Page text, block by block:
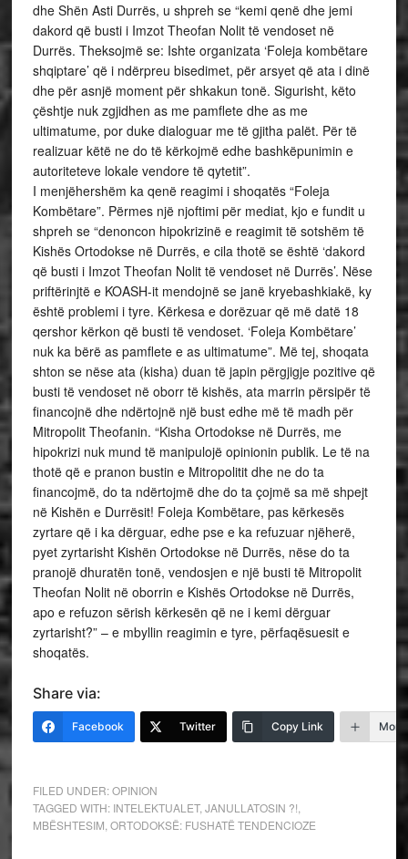
dhe Shën Asti Durrës, u shpreh se “kemi qenë dhe jemi
dakord që busti i Imzot Theofan Nolit të vendoset në
Durrës. Theksojmë se: Ishte organizata ‘Foleja kombëtare
shqiptare’ që i ndërpreu bisedimet, për arsyet që ata i dinë
dhe për asnjë moment për shkakun tonë. Sigurisht, këto
çështje nuk zgjidhen as me pamflete dhe as me
ultimatume, por duke dialoguar me të gjitha palët. Për të
realizuar këtë ne do të kërkojmë edhe bashkëpunimin e
autoriteteve lokale vendore të qytetit”.
I menjëhershëm ka qenë reagimi i shoqatës “Foleja
Kombëtare”. Përmes një njoftimi për mediat, kjo e fundit u
shpreh se “denoncon hipokrizinë e reagimit të sotshëm të
Kishës Ortodokse në Durrës, e cila thotë se është ‘dakord
që busti i Imzot Theofan Nolit të vendoset në Durrës’. Nëse
priftërinjtë e KOASH-it mendojnë se janë kryebashkiakë, ky
është problemi i tyre. Kërkesa e dorëzuar që më datë 18
qershor kërkon që busti të vendoset. ‘Foleja Kombëtare’
nuk ka bërë as pamflete e as ultimatume”. Më tej, shoqata
shton se nëse ata (kisha) duan të japin përgjigje pozitive që
busti të vendoset në oborr të kishës, ata marrin përsipër të
financojnë dhe ndërtojnë një bust edhe më të madh për
Mitropolit Theofanin. “Kisha Ortodokse në Durrës, me
hipokrizi nuk mund të manipulojë opinionin publik. Le të na
thotë që e pranon bustin e Mitropolitit dhe ne do ta
financojmë, do ta ndërtojmë dhe do ta çojmë sa më shpejt
në Kishën e Durrësit! Foleja Kombëtare, pas kërkesës
zyrtare që i ka dërguar, edhe pse e ka refuzuar njëherë,
pyet zyrtarisht Kishën Ortodokse në Durrës, nëse do ta
pranojë dhuratën tonë, vendosjen e një busti të Mitropolit
Theofan Nolit në oborrin e Kishës Ortodokse në Durrës,
apo e refuzon sërish kërkesën që ne i kemi dërguar
zyrtarisht?” – e mbyllin reagimin e tyre, përfaqësuesit e
shoqatës.
Share via:
Facebook Twitter Copy Link More
FILED UNDER:OPINION
TAGGED WITH: INTELEKTUALET, JANULLATOSIN ?!
MBËSHTESIM ORTODOKSË: FUSHATË TENDENCIOZE